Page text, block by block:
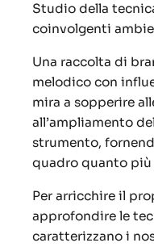
Studio della
coinvolgenti
Una raccolta di
melodico con
mira a sopperire
all’ampliamento
strumento,
quadro quanto
Per arricchire il
approfondire le
caratterizzano i